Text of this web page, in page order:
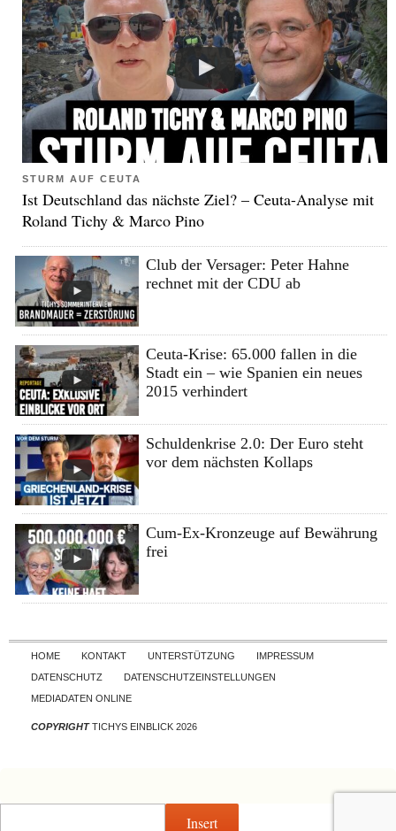
STURM AUF CEUTA
Ist Deutschland das nächste Ziel? – Ceuta-Analyse mit
Roland Tichy & Marco Pino
Club der Versager: Peter Hahne
rechnet mit der CDU ab
Ceuta-Krise: 65.000 fallen in die
Stadt ein – wie Spanien ein neues
2015 verhindert
Schuldenkrise 2.0: Der Euro steht
vor dem nächsten Kollaps
Cum-Ex-Kronzeuge auf Bewährung
frei
Skip to content
HOME KONTAKT UNTERSTÜTZUNG
IMPRESSUM
DATENSCHUTZ
DATENSCHUTZEINSTELLUNGEN
MEDIADATEN ONLINE
COPYRIGHTTICHYS EINBLICK 2026
Insert